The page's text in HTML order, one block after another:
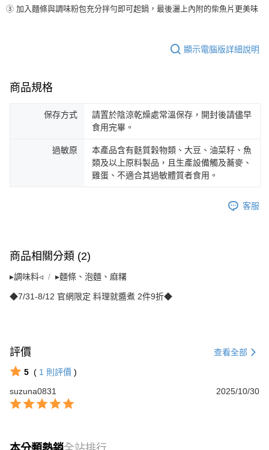
３．未成年的使用者請事先徵得法定代理人或監護人之同意方可使用
「AFTEE先享後付」，若未經同意申辦者引起之損失，本公司不負相關責
４．使用「AFTEE先享後付」時，將依據個別帳號之用戶狀況，依本公司即
時審查核予不同之上限額度；若仍有額度不足之情形，本公司將視審查結果
５．嚴禁一人註冊多個帳號或使用他人資訊註冊。若發現惡意使用之情形，
恩沛科技股份有限公司將有權停止該用戶之使用額度並採取法律行動。
③ 加入麵條與調味粉包充分拌勻即可起鍋，最後灑上內附的柴魚片更美味
顯示電腦版詳細說明
商品規格
保存方式
請置於陰涼乾燥處常溫保存，開封後請儘早
食用完畢。
過敏原
本產品含有麩質穀物類、大豆、油菜籽、魚
類及以上原料製品，且生產設備觸及蕎麥、
雞蛋、不適合其過敏體質者食用。
客服
商品相關分類 (2)
▸調味料◃ ▸麵條、泡麵、麻糬
◆7/31-8/12 官網限定 料理就醬煮 2件9折◆
評價 查看全部
5 ( 1 則評價 )
suzuna0831
2025/10/30